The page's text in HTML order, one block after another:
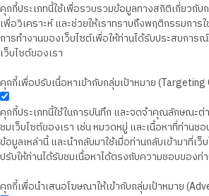
คุกกี้ประเภทนี้ใช้เพื่อรวบรวมข้อมูลทางสถิติเกี่ยวกับ
เพื่อวิเคราะห์ และช่วยให้เราทราบถึงพฤติกรรมการ
การทำงานของเว็บไซต์เพื่อให้ท่านได้รับประสบการ
เว็บไซต์ของเรา
คุกกี้เพื่อปรับเนื้อหาเข้ากับกลุ่มเป้าหมาย (Targeting
คุกกี้ประเภทนี้ใช้ในการบันทึก และจดจำคุณลักษณะต่
ชมเว็บไซต์ของเรา เช่น หมวดหมู่ และเนื้อหาที่ท่านช
ข้อมูลเหล่านี้ และนำกลับมาใช้เมื่อท่านกลับเข้ามาที่เ
ปรับให้ท่านได้รับชมเนื้อหาได้ตรงกับความชอบของท่
คุกกี้เพื่อนำเสนอโฆษณาให้เข้ากับกลุ่มเป้าหมาย